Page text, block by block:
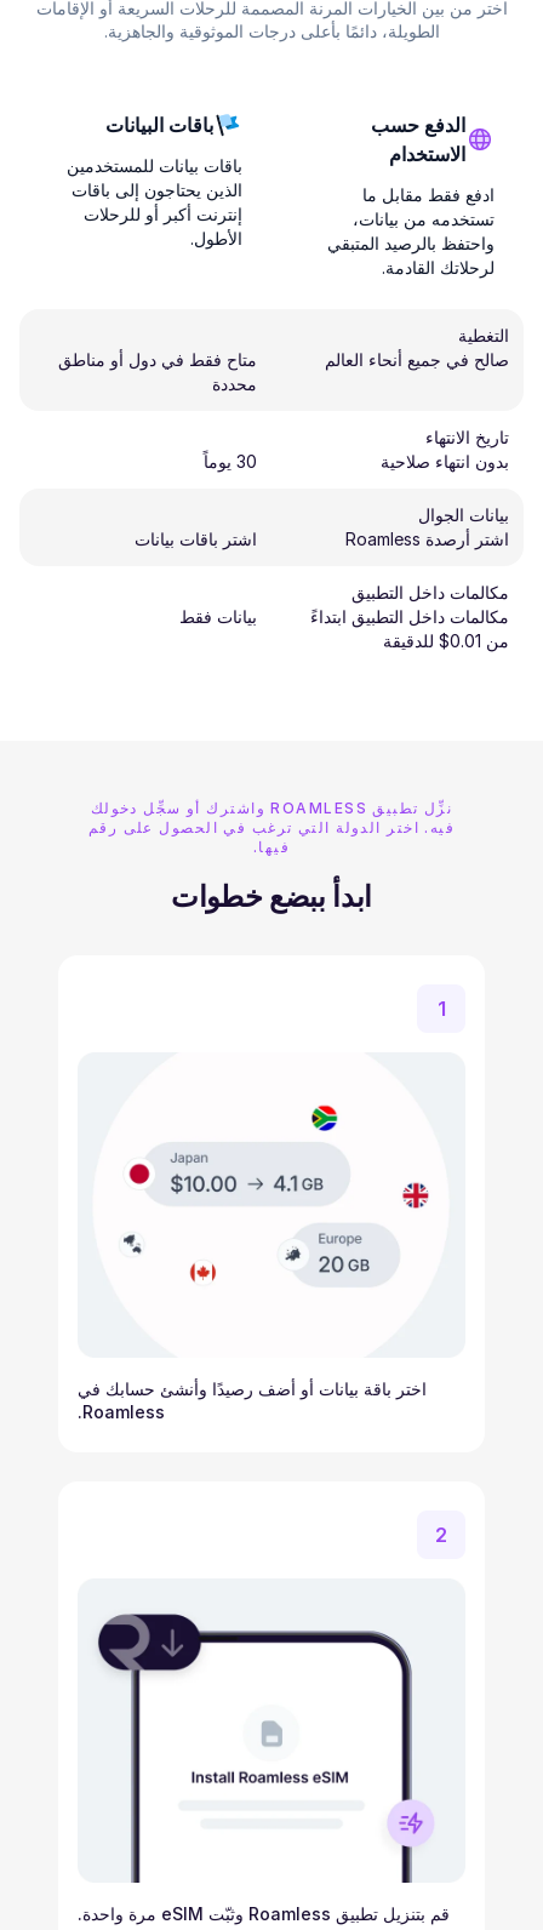
اختر من بين الخيارات المرنة المصممة للرحلات السريعة أو الإقامات
الطويلة، دائمًا بأعلى درجات الموثوقية والجاهزية.
الدفع حسب
الاستخدام
ادفع فقط مقابل ما
تستخدمه من بيانات،
واحتفظ بالرصيد المتبقي
لرحلاتك القادمة.
باقات البيانات
باقات بيانات للمستخدمين
الذين يحتاجون إلى باقات
إنترنت أكبر أو للرحلات
الأطول.
التغطية
صالح في جميع أنحاء العالم
متاح فقط في دول أو مناطق
محددة
تاريخ الانتهاء
بدون انتهاء صلاحية
30 يوماً
بيانات الجوال
اشتر أرصدة Roamless
اشتر باقات بيانات
مكالمات داخل التطبيق
مكالمات داخل التطبيق ابتداءً
من 0.01$ للدقيقة
بيانات فقط
نزِّل تطبيق ROAMLESS واشترك أو سجِّل دخولك
فيه. اختر الدولة التي ترغب في الحصول على رقم
فيها.
ابدأ ببضع خطوات
1
اختر باقة بيانات أو أضف رصيدًا وأنشئ حسابك في
Roamless.
2
قم بتنزيل تطبيق Roamless وثبّت eSIM مرة واحدة.